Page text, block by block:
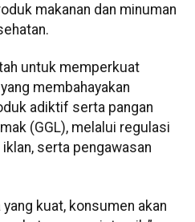
makanan dan minuman
untuk memperkuat
membahayakan
adiktif serta pangan
(GGL), melalui regulasi
serta pengawasan
kuat, konsumen akan